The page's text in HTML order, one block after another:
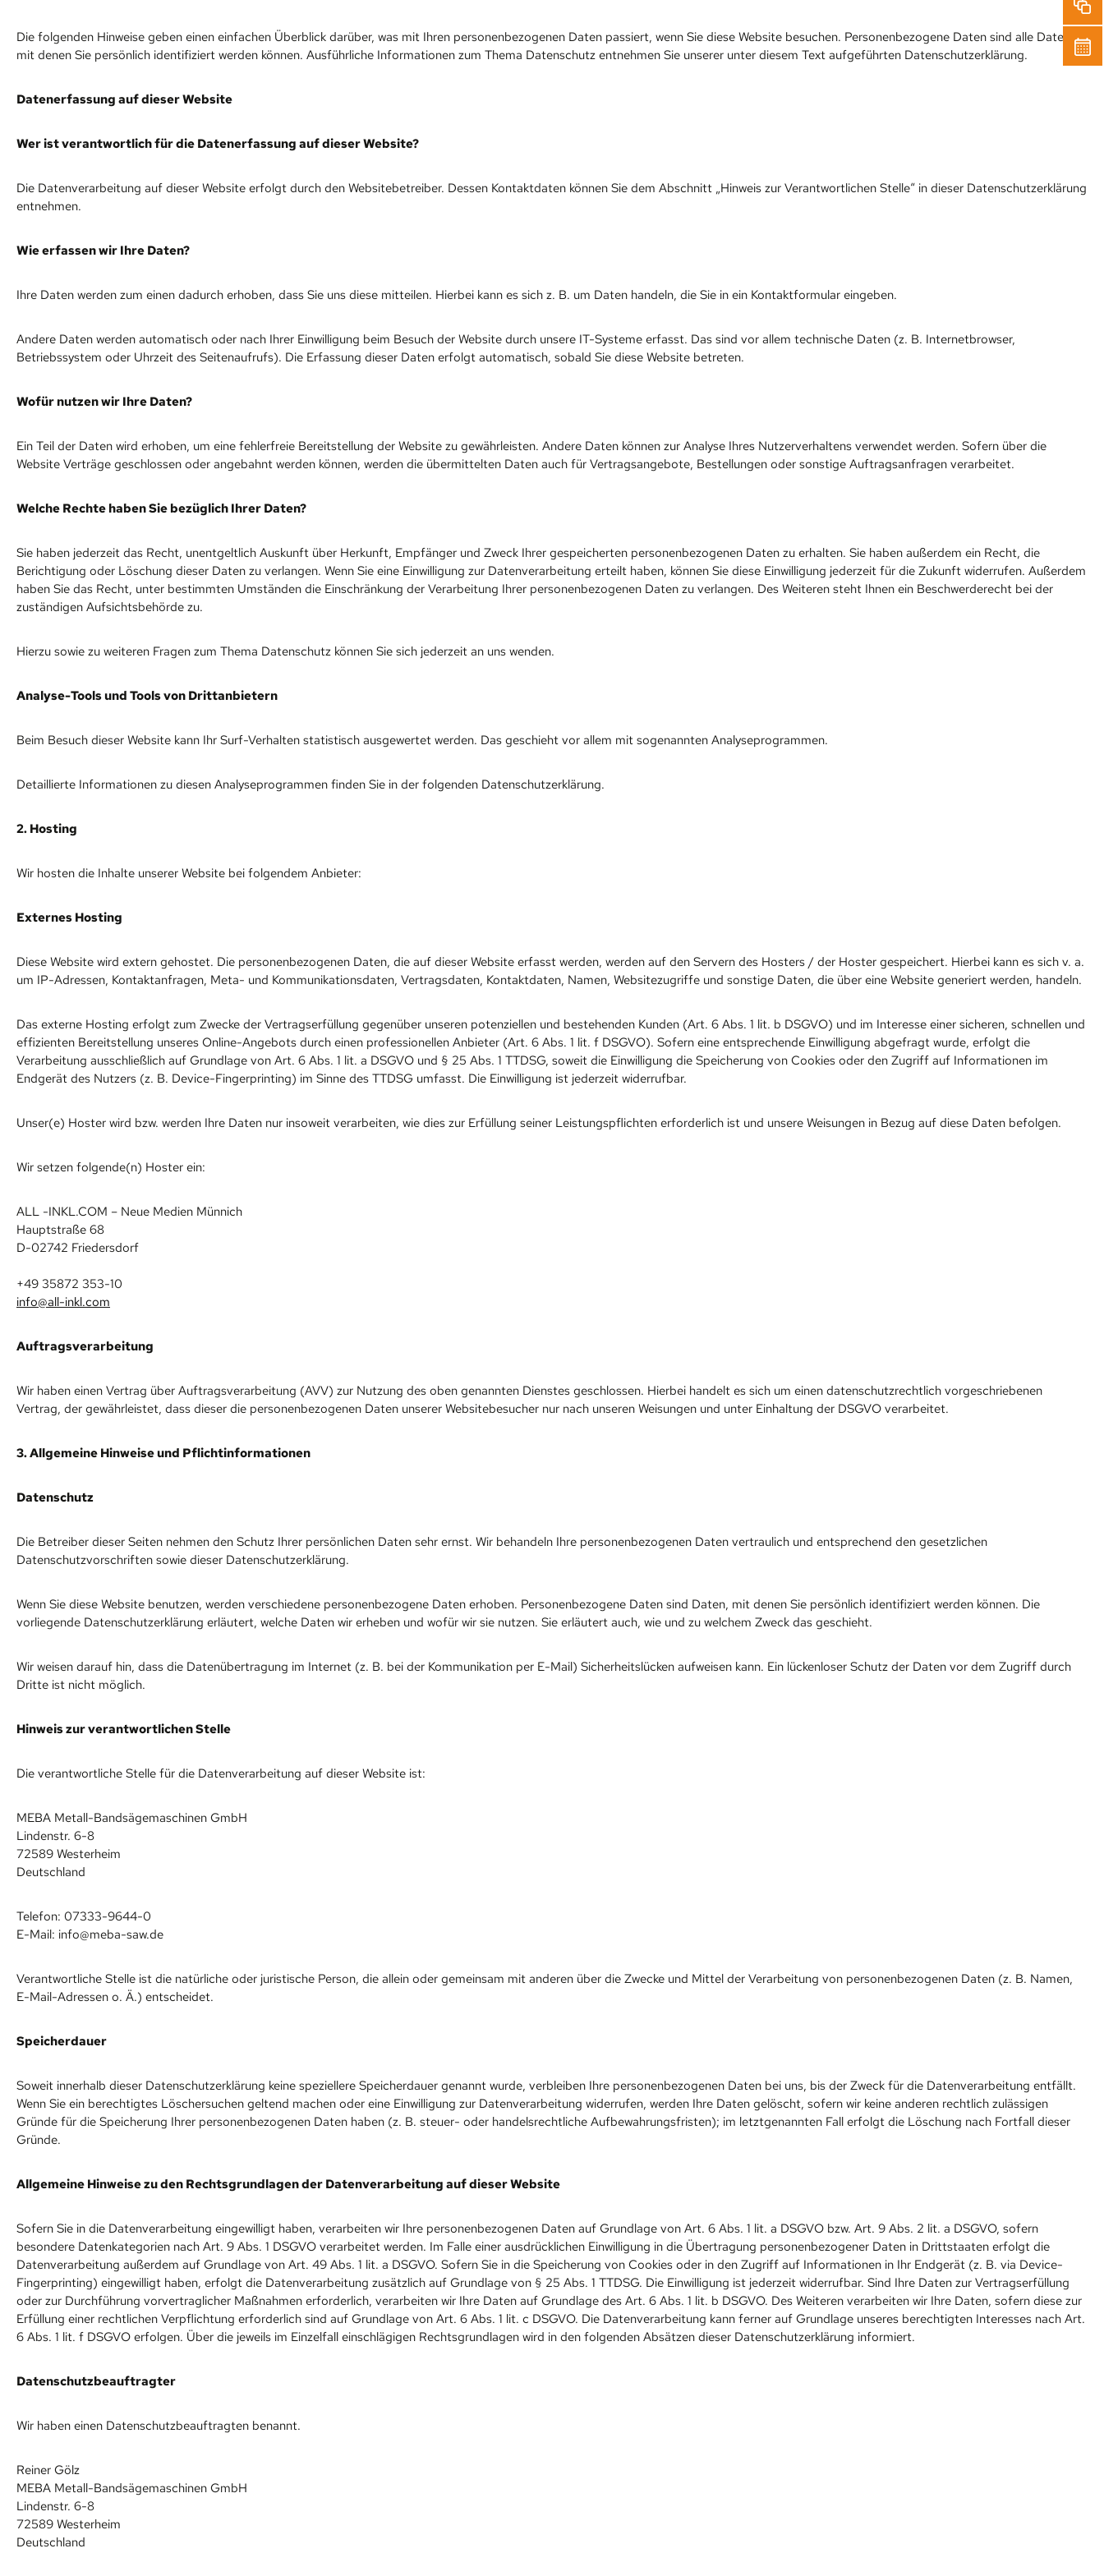
Die folgenden Hinweise geben einen einfachen Überblick darüber, was mit Ihren personenbezogenen Daten passiert, wenn Sie diese Website besuchen. Personenbezogene Daten sind alle Daten,
mit denen Sie persönlich identifiziert werden können. Ausführliche Informationen zum Thema Datenschutz entnehmen Sie unserer unter diesem Text aufgeführten Datenschutzerklärung.
Datenerfassung auf dieser Website
Wer ist verantwortlich für die Datenerfassung auf dieser Website?
Die Datenverarbeitung auf dieser Website erfolgt durch den Websitebetreiber. Dessen Kontaktdaten können Sie dem Abschnitt „Hinweis zur Verantwortlichen Stelle“ in dieser Datenschutzerklärung
entnehmen.
Wie erfassen wir Ihre Daten?
Ihre Daten werden zum einen dadurch erhoben, dass Sie uns diese mitteilen. Hierbei kann es sich z. B. um Daten handeln, die Sie in ein Kontaktformular eingeben.
Andere Daten werden automatisch oder nach Ihrer Einwilligung beim Besuch der Website durch unsere IT-Systeme erfasst. Das sind vor allem technische Daten (z. B. Internetbrowser,
Betriebssystem oder Uhrzeit des Seitenaufrufs). Die Erfassung dieser Daten erfolgt automatisch, sobald Sie diese Website betreten.
Wofür nutzen wir Ihre Daten?
Ein Teil der Daten wird erhoben, um eine fehlerfreie Bereitstellung der Website zu gewährleisten. Andere Daten können zur Analyse Ihres Nutzerverhaltens verwendet werden. Sofern über die
Website Verträge geschlossen oder angebahnt werden können, werden die übermittelten Daten auch für Vertragsangebote, Bestellungen oder sonstige Auftragsanfragen verarbeitet.
Welche Rechte haben Sie bezüglich Ihrer Daten?
Sie haben jederzeit das Recht, unentgeltlich Auskunft über Herkunft, Empfänger und Zweck Ihrer gespeicherten personenbezogenen Daten zu erhalten. Sie haben außerdem ein Recht, die
Berichtigung oder Löschung dieser Daten zu verlangen. Wenn Sie eine Einwilligung zur Datenverarbeitung erteilt haben, können Sie diese Einwilligung jederzeit für die Zukunft widerrufen. Außerdem
haben Sie das Recht, unter bestimmten Umständen die Einschränkung der Verarbeitung Ihrer personenbezogenen Daten zu verlangen. Des Weiteren steht Ihnen ein Beschwerderecht bei der
zuständigen Aufsichtsbehörde zu.
Hierzu sowie zu weiteren Fragen zum Thema Datenschutz können Sie sich jederzeit an uns wenden.
Analyse-Tools und Tools von Dritt­anbietern
Beim Besuch dieser Website kann Ihr Surf-Verhalten statistisch ausgewertet werden. Das geschieht vor allem mit sogenannten Analyseprogrammen.
Detaillierte Informationen zu diesen Analyseprogrammen finden Sie in der folgenden Datenschutzerklärung.
2. Hosting
Wir hosten die Inhalte unserer Website bei folgendem Anbieter:
Externes Hosting
Diese Website wird extern gehostet. Die personenbezogenen Daten, die auf dieser Website erfasst werden, werden auf den Servern des Hosters / der Hoster gespeichert. Hierbei kann es sich v. a.
um IP-Adressen, Kontaktanfragen, Meta- und Kommunikationsdaten, Vertragsdaten, Kontaktdaten, Namen, Websitezugriffe und sonstige Daten, die über eine Website generiert werden, handeln.
Das externe Hosting erfolgt zum Zwecke der Vertragserfüllung gegenüber unseren potenziellen und bestehenden Kunden (Art. 6 Abs. 1 lit. b DSGVO) und im Interesse einer sicheren, schnellen und
effizienten Bereitstellung unseres Online-Angebots durch einen professionellen Anbieter (Art. 6 Abs. 1 lit. f DSGVO). Sofern eine entsprechende Einwilligung abgefragt wurde, erfolgt die
Verarbeitung ausschließlich auf Grundlage von Art. 6 Abs. 1 lit. a DSGVO und § 25 Abs. 1 TTDSG, soweit die Einwilligung die Speicherung von Cookies oder den Zugriff auf Informationen im
Endgerät des Nutzers (z. B. Device-Fingerprinting) im Sinne des TTDSG umfasst. Die Einwilligung ist jederzeit widerrufbar.
Unser(e) Hoster wird bzw. werden Ihre Daten nur insoweit verarbeiten, wie dies zur Erfüllung seiner Leistungspflichten erforderlich ist und unsere Weisungen in Bezug auf diese Daten befolgen.
Wir setzen folgende(n) Hoster ein:
ALL -INKL.COM – Neue Medien Münnich
Hauptstraße 68
D-02742 Friedersdorf
+49 35872 353-10
info@all-inkl.com
Auftragsverarbeitung
Wir haben einen Vertrag über Auftragsverarbeitung (AVV) zur Nutzung des oben genannten Dienstes geschlossen. Hierbei handelt es sich um einen datenschutzrechtlich vorgeschriebenen
Vertrag, der gewährleistet, dass dieser die personenbezogenen Daten unserer Websitebesucher nur nach unseren Weisungen und unter Einhaltung der DSGVO verarbeitet.
3. Allgemeine Hinweise und Pflicht­informationen
Datenschutz
Die Betreiber dieser Seiten nehmen den Schutz Ihrer persönlichen Daten sehr ernst. Wir behandeln Ihre personenbezogenen Daten vertraulich und entsprechend den gesetzlichen
Datenschutzvorschriften sowie dieser Datenschutzerklärung.
Wenn Sie diese Website benutzen, werden verschiedene personenbezogene Daten erhoben. Personenbezogene Daten sind Daten, mit denen Sie persönlich identifiziert werden können. Die
vorliegende Datenschutzerklärung erläutert, welche Daten wir erheben und wofür wir sie nutzen. Sie erläutert auch, wie und zu welchem Zweck das geschieht.
Wir weisen darauf hin, dass die Datenübertragung im Internet (z. B. bei der Kommunikation per E-Mail) Sicherheitslücken aufweisen kann. Ein lückenloser Schutz der Daten vor dem Zugriff durch
Dritte ist nicht möglich.
Hinweis zur verantwortlichen Stelle
Die verantwortliche Stelle für die Datenverarbeitung auf dieser Website ist:
MEBA Metall-Bandsägemaschinen GmbH
Lindenstr. 6-8
72589 Westerheim
Deutschland
Telefon: 07333-9644-0
E-Mail: info@meba-saw.de
Verantwortliche Stelle ist die natürliche oder juristische Person, die allein oder gemeinsam mit anderen über die Zwecke und Mittel der Verarbeitung von personenbezogenen Daten (z. B. Namen,
E-Mail-Adressen o. Ä.) entscheidet.
Speicherdauer
Soweit innerhalb dieser Datenschutzerklärung keine speziellere Speicherdauer genannt wurde, verbleiben Ihre personenbezogenen Daten bei uns, bis der Zweck für die Datenverarbeitung entfällt.
Wenn Sie ein berechtigtes Löschersuchen geltend machen oder eine Einwilligung zur Datenverarbeitung widerrufen, werden Ihre Daten gelöscht, sofern wir keine anderen rechtlich zulässigen
Gründe für die Speicherung Ihrer personenbezogenen Daten haben (z. B. steuer- oder handelsrechtliche Aufbewahrungsfristen); im letztgenannten Fall erfolgt die Löschung nach Fortfall dieser
Gründe.
Allgemeine Hinweise zu den Rechtsgrundlagen der Datenverarbeitung auf dieser Website
Sofern Sie in die Datenverarbeitung eingewilligt haben, verarbeiten wir Ihre personenbezogenen Daten auf Grundlage von Art. 6 Abs. 1 lit. a DSGVO bzw. Art. 9 Abs. 2 lit. a DSGVO, sofern
besondere Datenkategorien nach Art. 9 Abs. 1 DSGVO verarbeitet werden. Im Falle einer ausdrücklichen Einwilligung in die Übertragung personenbezogener Daten in Drittstaaten erfolgt die
Datenverarbeitung außerdem auf Grundlage von Art. 49 Abs. 1 lit. a DSGVO. Sofern Sie in die Speicherung von Cookies oder in den Zugriff auf Informationen in Ihr Endgerät (z. B. via Device-
Fingerprinting) eingewilligt haben, erfolgt die Datenverarbeitung zusätzlich auf Grundlage von § 25 Abs. 1 TTDSG. Die Einwilligung ist jederzeit widerrufbar. Sind Ihre Daten zur Vertragserfüllung
oder zur Durchführung vorvertraglicher Maßnahmen erforderlich, verarbeiten wir Ihre Daten auf Grundlage des Art. 6 Abs. 1 lit. b DSGVO. Des Weiteren verarbeiten wir Ihre Daten, sofern diese zur
Erfüllung einer rechtlichen Verpflichtung erforderlich sind auf Grundlage von Art. 6 Abs. 1 lit. c DSGVO. Die Datenverarbeitung kann ferner auf Grundlage unseres berechtigten Interesses nach Art.
6 Abs. 1 lit. f DSGVO erfolgen. Über die jeweils im Einzelfall einschlägigen Rechtsgrundlagen wird in den folgenden Absätzen dieser Datenschutzerklärung informiert.
Datenschutz­beauftragter
Wir haben einen Datenschutzbeauftragten benannt.
Reiner Gölz
MEBA Metall-Bandsägemaschinen GmbH
Lindenstr. 6-8
72589 Westerheim
Deutschland